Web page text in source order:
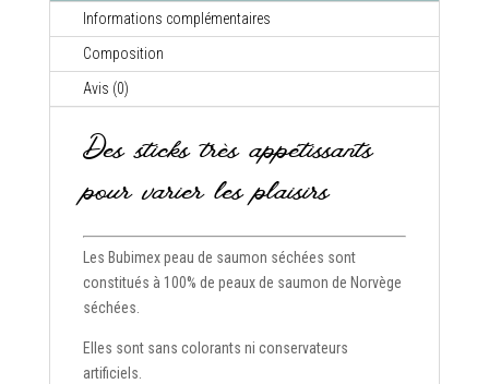
Informations complémentaires
Composition
Avis (0)
Des sticks très appétissants
pour varier les plaisirs
Les Bubimex peau de saumon séchées sont
constitués à 100% de peaux de saumon de Norvège
séchées.
Elles sont sans colorants ni conservateurs
artificiels.